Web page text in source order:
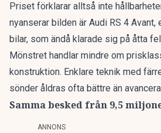
Priset förklarar alltså inte
nyanserar bilden är Audi RS 4
bilar, som ändå klarade sig på åtta
Mönstret handlar mindre om
konstruktion. Enklare teknik med
sönder åldras ofta bättre än
Samma besked från 9,5
ANNONS